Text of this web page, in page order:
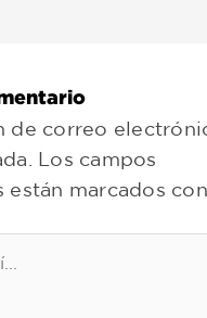
de correo
Los campos
marcados con